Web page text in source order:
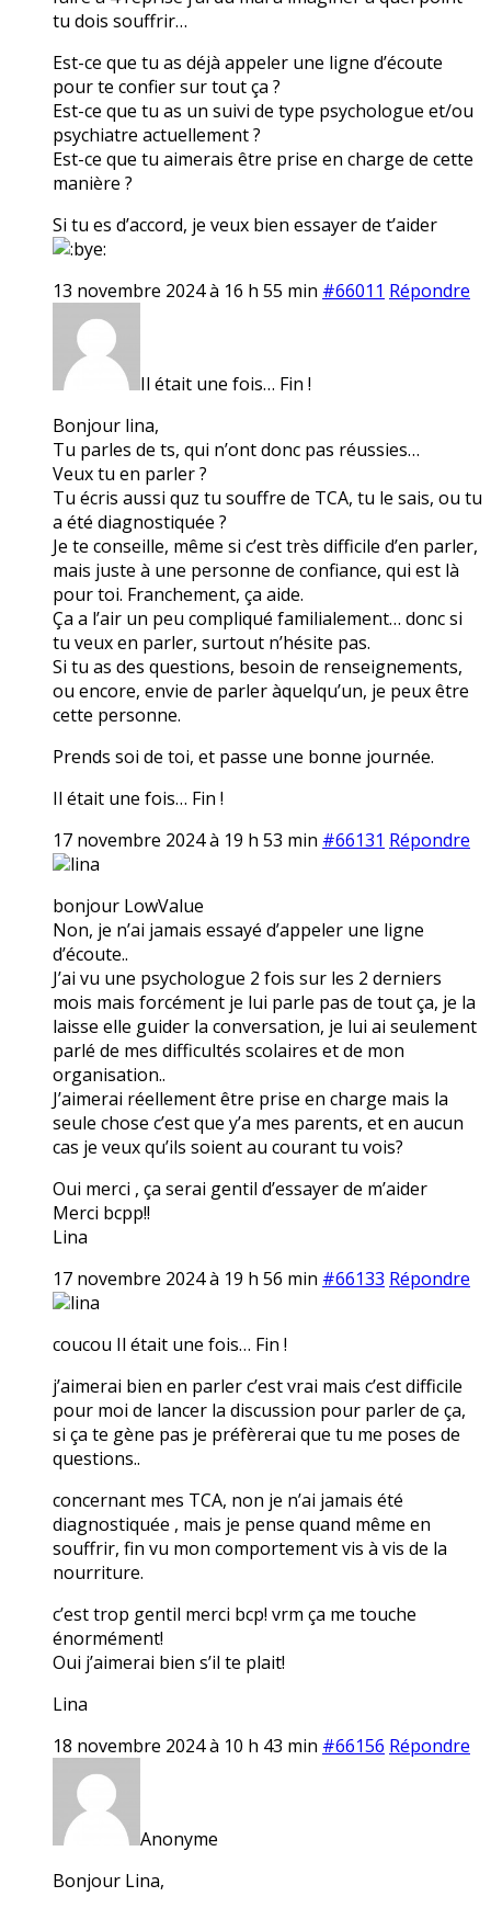
tu dois souffrir…
Est-ce que tu as déjà appeler une ligne d’écoute
pour te confier sur tout ça ?
Est-ce que tu as un suivi de type psychologue et/ou
psychiatre actuellement ?
Est-ce que tu aimerais être prise en charge de cette
manière ?
Si tu es d’accord, je veux bien essayer de t’aider
13 novembre 2024 à 16 h 55 min #66011 Répondre
Il était une fois… Fin !
Bonjour lina,
Tu parles de ts, qui n’ont donc pas réussies…
Veux tu en parler ?
Tu écris aussi quz tu souffre de TCA, tu le sais, ou tu
a été diagnostiquée ?
Je te conseille, même si c’est très difficile d’en parler,
mais juste à une personne de confiance, qui est là
pour toi. Franchement, ça aide.
Ça a l’air un peu compliqué familialement… donc si
tu veux en parler, surtout n’hésite pas.
Si tu as des questions, besoin de renseignements,
ou encore, envie de parler àquelqu’un, je peux être
cette personne.
Prends soi de toi, et passe une bonne journée.
Il était une fois… Fin !
17 novembre 2024 à 19 h 53 min #66131 Répondre
lina
bonjour LowValue
Non, je n’ai jamais essayé d’appeler une ligne
d’écoute..
J’ai vu une psychologue 2 fois sur les 2 derniers
mois mais forcément je lui parle pas de tout ça, je la
laisse elle guider la conversation, je lui ai seulement
parlé de mes difficultés scolaires et de mon
organisation..
J’aimerai réellement être prise en charge mais la
seule chose c’est que y’a mes parents, et en aucun
cas je veux qu’ils soient au courant tu vois?
Oui merci , ça serai gentil d’essayer de m’aider
Merci bcpp!!
Lina
17 novembre 2024 à 19 h 56 min #66133 Répondre
lina
coucou Il était une fois… Fin !
j’aimerai bien en parler c’est vrai mais c’est difficile
pour moi de lancer la discussion pour parler de ça,
si ça te gène pas je préfèrerai que tu me poses de
questions..
concernant mes TCA, non je n’ai jamais été
diagnostiquée , mais je pense quand même en
souffrir, fin vu mon comportement vis à vis de la
nourriture.
c’est trop gentil merci bcp! vrm ça me touche
énormément!
Oui j’aimerai bien s’il te plait!
Lina
18 novembre 2024 à 10 h 43 min #66156 Répondre
Anonyme
Bonjour Lina,